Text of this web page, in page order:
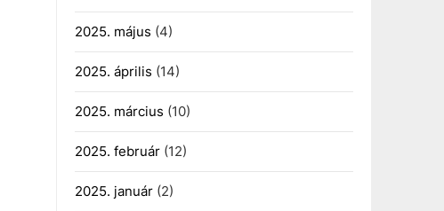
2025. május (4)
2025. április (14)
2025. március (10)
2025. február(12)
2025. január(2)